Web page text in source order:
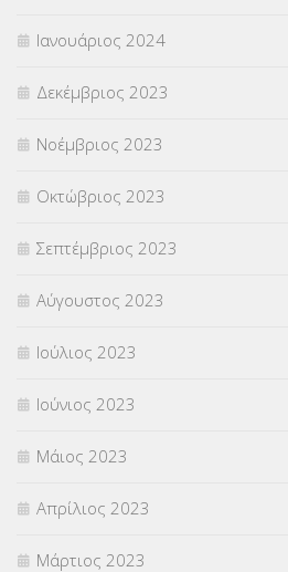
Ιανουάριος 2024
Δεκέμβριος 2023
Νοέμβριος 2023
Οκτώβριος 2023
Σεπτέμβριος 2023
Αύγουστος 2023
Ιούλιος 2023
Ιούνιος 2023
Μάιος 2023
Απρίλιος 2023
Μάρτιος 2023